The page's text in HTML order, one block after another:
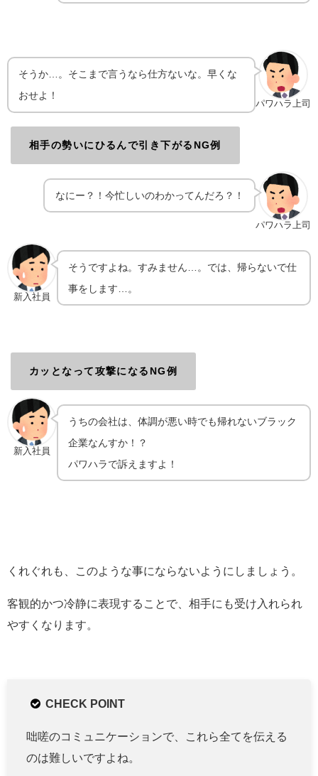
パワハラ上司
そうか…。そこまで言うなら仕方ないな。早くな
おせよ！
相手の勢いにひるんで引き下がるNG例
パワハラ上司
なにー？！今忙しいのわかってんだろ？！
新入社員
そうですよね。すみません…。では、帰らないで仕
事をします…。
カッとなって攻撃になるNG例
新入社員
うちの会社は、体調が悪い時でも帰れないブラック
企業なんすか！？
パワハラで訴えますよ！
くれぐれも、このような事にならないようにしましょう。
客観的かつ冷静に表現することで、相手にも受け入れられ
やすくなります。
CHECK POINT
咄嗟のコミュニケーションで、これら全てを伝える
のは難しいですよね。